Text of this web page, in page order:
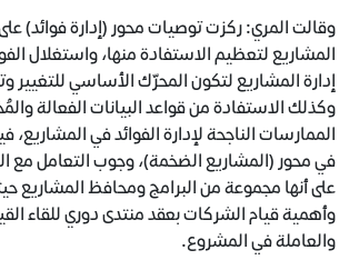
وقالت المري: ركزت توصيات محور (إدارة فوائد)
المشاريع لتعظيم الاستفادة منها، واستغلال
إدارة المشاريع لتكون المحرّك الأساسي للتغيير
وكذلك الاستفادة من قواعد البيانات الفعالة
الممارسات الناجحة لإدارة الفوائد في المشاريع،
في محور (المشاريع الضخمة)، وجوب التعامل مع
على أنها مجموعة من البرامج ومحافظ المشاريع
وأهمية قيام الشركات بعقد منتدى دوري للقاء
والعاملة في المشروع.